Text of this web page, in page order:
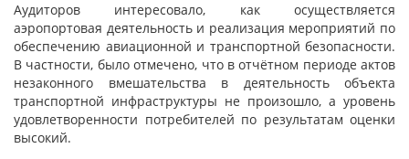
Аудиторов интересовало, как осуществляется
аэропортовая деятельность и реализация мероприятий по
обеспечению авиационной и транспортной безопасности.
В частности, было отмечено, что в отчётном периоде актов
незаконного вмешательства в деятельность объекта
транспортной инфраструктуры не произошло, а уровень
удовлетворенности потребителей по результатам оценки
высокий.